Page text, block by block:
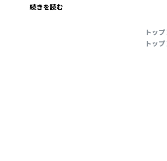
続きを読む
トップ
トップ